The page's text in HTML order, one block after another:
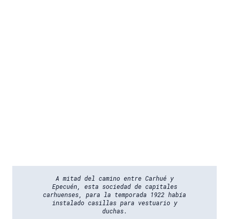
A mitad del camino entre Carhué y
Epecuén, esta sociedad de capitales
carhuenses, para la temporada 1922 había
instalado casillas para vestuario y
duchas.